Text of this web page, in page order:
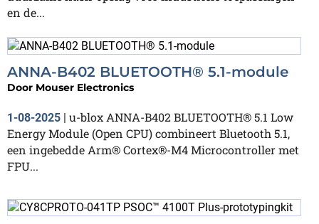
en de...
ANNA-B402 BLUETOOTH® 5.1-module
Door Mouser Electronics
1-08-2025 | u-blox ANNA-B402 BLUETOOTH® 5.1 Low
Energy Module (Open CPU) combineert Bluetooth 5.1,
een ingebedde Arm® Cortex®-M4 Microcontroller met
FPU...